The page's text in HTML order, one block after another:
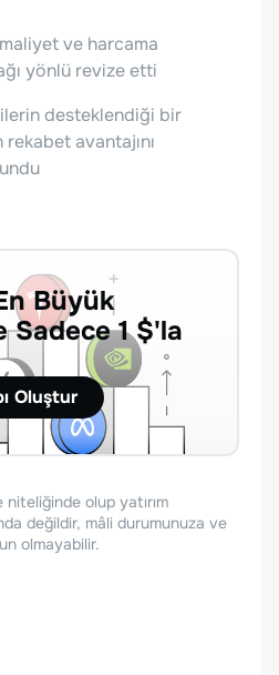
ve harcama
yönlü revize etti
desteklendiği bir
avantajını
Büyük
Sadece 1 $'la
Oluştur
olup yatırım
değildir, mâli durumunuza ve
olmayabilir.